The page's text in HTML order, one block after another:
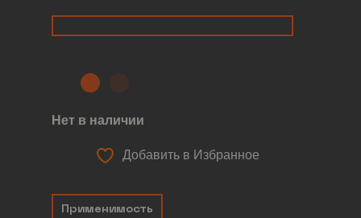
Нет в наличии
Добавить в Избранное
Применимость